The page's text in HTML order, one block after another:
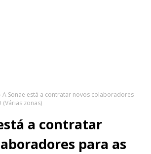
A Sonae está a contratar novos colaboradores
(Várias zonas)
a contratar
para as